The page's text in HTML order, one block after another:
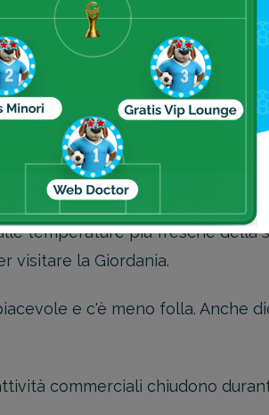
e i fiori che sbocciano.
la folla, dato che molte
temperature più fresche della
visitare la Giordania.
e c'è meno folla. Anche
commerciali chiudono